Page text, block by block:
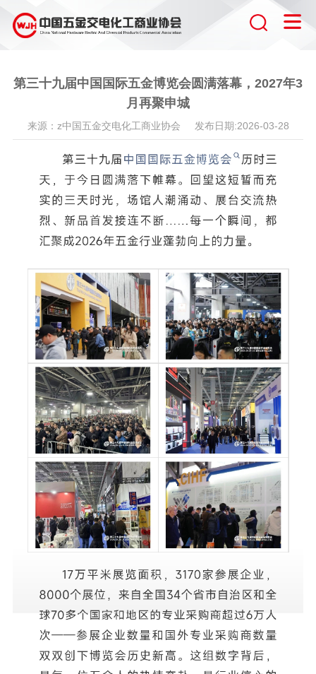
第三十九届中国国际五金博览会圆满落幕，2027年3
月再聚申城
来源：z中国五金交电化工商业协会 发布日期:2026-03-28